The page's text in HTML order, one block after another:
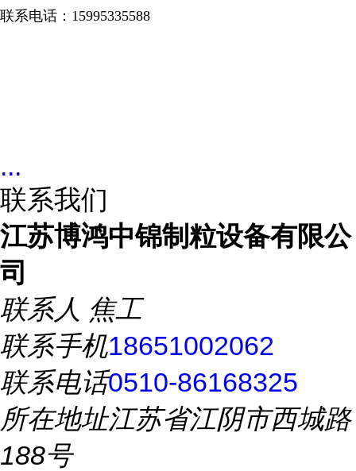
联系电话： 15995335588
...
联系我们
江苏博鸿中锦制粒设备有限公
司
联系人 焦工
联系手机18651002062
联系电话0510-86168325
所在地址江苏省江阴市西城路
188号